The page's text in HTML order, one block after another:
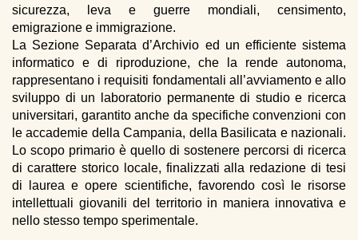
sicurezza, leva e guerre mondiali, censimento,
emigrazione e immigrazione.
La Sezione Separata d’Archivio ed un efficiente sistema
informatico e di riproduzione, che la rende autonoma,
rappresentano i requisiti fondamentali all’avviamento e allo
sviluppo di un laboratorio permanente di studio e ricerca
universitari, garantito anche da specifiche convenzioni con
le accademie della Campania, della Basilicata e nazionali.
Lo scopo primario è quello di sostenere percorsi di ricerca
di carattere storico locale, finalizzati alla redazione di tesi
di laurea e opere scientifiche, favorendo così le risorse
intellettuali giovanili del territorio in maniera innovativa e
nello stesso tempo sperimentale.